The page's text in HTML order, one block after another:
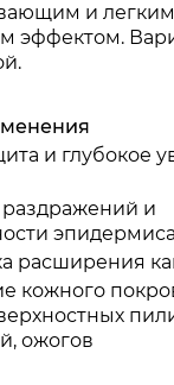
и легким
эффектом.
и глубокое
и
эпидермиса
расширения
кожного
ожогов